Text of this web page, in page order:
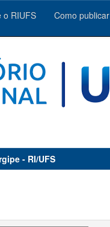
o RIUFS Como publicar
- RI/UFS